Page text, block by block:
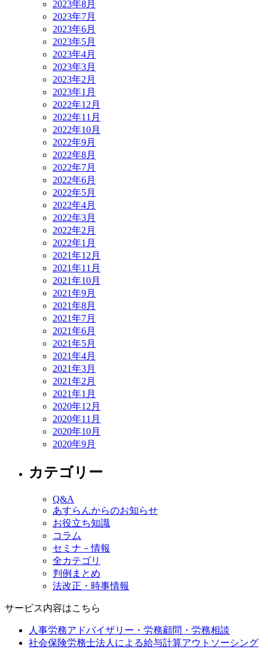
2023年8月
2023年7月
2023年6月
2023年5月
2023年4月
2023年3月
2023年2月
2023年1月
2022年12月
2022年11月
2022年10月
2022年9月
2022年8月
2022年7月
2022年6月
2022年5月
2022年4月
2022年3月
2022年2月
2022年1月
2021年12月
2021年11月
2021年10月
2021年9月
2021年8月
2021年7月
2021年6月
2021年5月
2021年4月
2021年3月
2021年2月
2021年1月
2020年12月
2020年11月
2020年10月
2020年9月
カテゴリー
Q&A
あすらんからのお知らせ
お役立ち知識
コラム
セミナ－情報
全カテゴリ
判例まとめ
法改正・時事情報
サービス内容はこちら
人事労務アドバイザリー・労務顧問・労務相談
社会保険労務士法人による給与計算アウトソーシング